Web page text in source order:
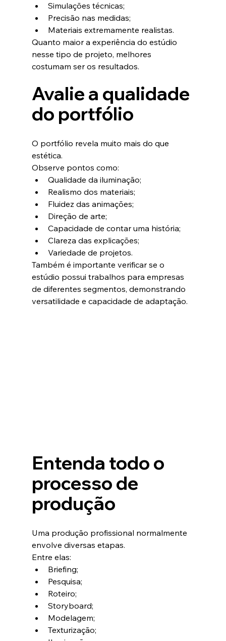
Simulações técnicas;
Precisão nas medidas;
Materiais extremamente realistas.
Quanto maior a experiência do estúdio
nesse tipo de projeto, melhores
costumam ser os resultados.
Avalie a qualidade
do portfólio
O portfólio revela muito mais do que
estética.
Observe pontos como:
Qualidade da iluminação;
Realismo dos materiais;
Fluidez das animações;
Direção de arte;
Capacidade de contar uma história;
Clareza das explicações;
Variedade de projetos.
Também é importante verificar se o
estúdio possui trabalhos para empresas
de diferentes segmentos, demonstrando
versatilidade e capacidade de adaptação.
Entenda todo o
processo de
produção
Uma produção profissional normalmente
envolve diversas etapas.
Entre elas:
Briefing;
Pesquisa;
Roteiro;
Storyboard;
Modelagem;
Texturização;